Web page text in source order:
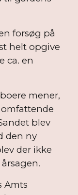
forsøg på
helt opgive
ca. en
mener,
blev
den ny
der ikke
Amts